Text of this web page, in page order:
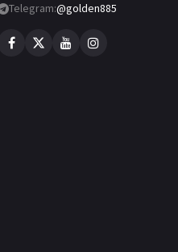
Telegram:@golden885